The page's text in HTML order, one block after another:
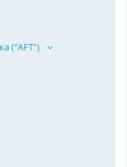
("AFT")